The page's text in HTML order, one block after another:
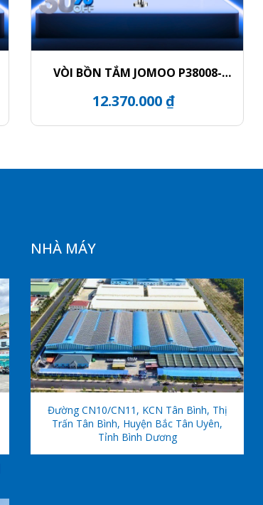
VÒI BỒN TẮM JOMOO P38008-
12.370.000 ₫
NHÀ MÁY
Đường CN10/CN11, KCN Tân Bình, Thị
Trấn Tân Bình, Huyện Bắc Tân Uyên,
Tỉnh Bình Dương